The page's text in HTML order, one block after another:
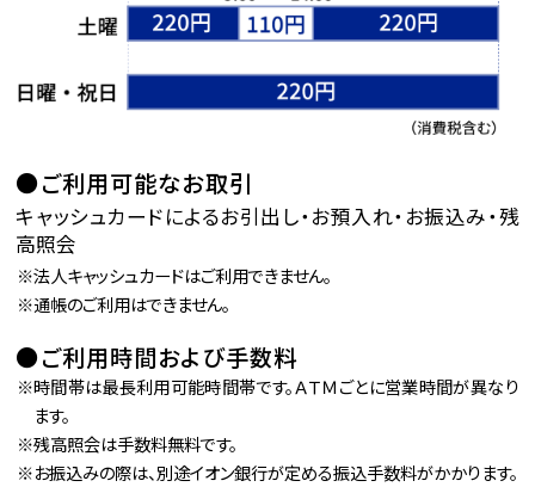
ご利用可能なお取引
キャッシュカードによるお引出し・お預入れ・お振込み・残
高照会
法人キャッシュカードはご利用できません。
通帳のご利用はできません。
ご利用時間および手数料
時間帯は最長利用可能時間帯です。ＡＴＭごとに営業時間が異なり
ます。
残高照会は手数料無料です。
お振込みの際は、別途イオン銀行が定める振込手数料がかかります。